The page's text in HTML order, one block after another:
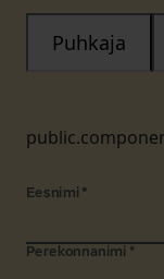
Puhkaja
Eesnimi *
Perekonnanimi *